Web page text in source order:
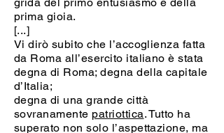
prima gioia.
[...]
Vi dirò subito che l’accoglienza fatta
da Roma all’esercito italiano è stata
degna di Roma; degna della capitale
d’Italia;
degna di una grande città
sovranamente patriottica. Tutto ha
superato non solo l’aspettazione, ma